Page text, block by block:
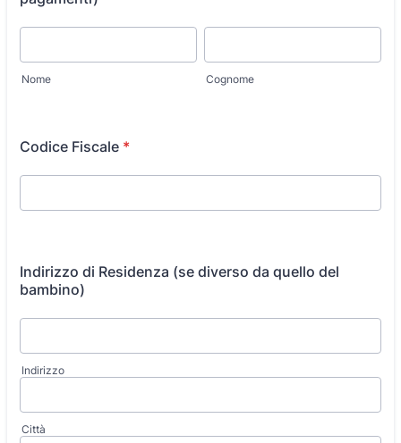
Nome Cognome
Codice Fiscale *
Indirizzo di Residenza (se diverso da quello del
bambino)
Indirizzo
Città